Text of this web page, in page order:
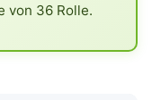
von 36 Rolle.